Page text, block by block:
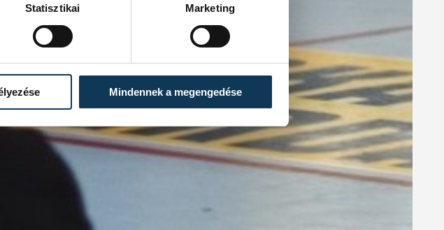
Statisztikai Marketing
Mindennek a megengedése